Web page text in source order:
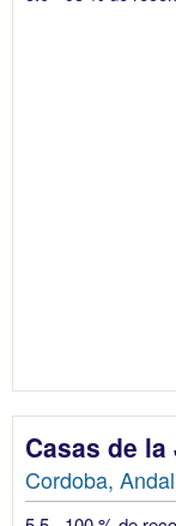
Casas de
Cordoba,